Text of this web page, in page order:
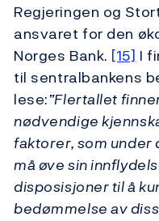
Regjeringen og
ansvaret for den
Norges Bank. [15] I
til sentralbankens
lese:”Flertallet
nødvendige
faktorer, som under
må øve sin
disposisjoner til å
bedømmelse av